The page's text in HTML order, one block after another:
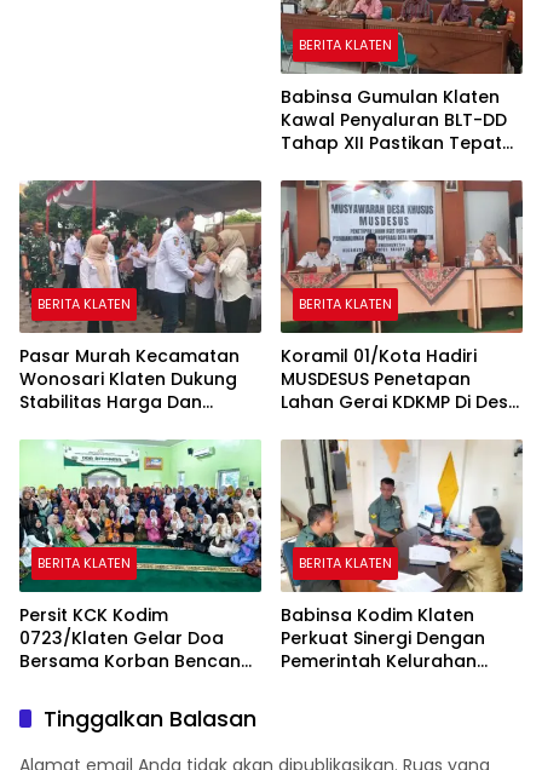
BERITA KLATEN
Babinsa Gumulan Klaten
Kawal Penyaluran BLT-DD
Tahap XII Pastikan Tepat
BERITA KLATEN
Pasar Murah Kecamatan
Wonosari Klaten Dukung
Stabilitas Harga Dan
Masyarakat
BERITA KLATEN
Koramil 01/Kota Hadiri
MUSDESUS Penetapan
Lahan Gerai KDKMP Di Desa
BERITA KLATEN
Persit KCK Kodim
0723/Klaten Gelar Doa
Bersama Korban Bencana
BERITA KLATEN
Babinsa Kodim Klaten
Perkuat Sinergi Dengan
Pemerintah Kelurahan
Tinggalkan Balasan
Alamat email Anda tidak akan dipublikasikan. Ruas yang